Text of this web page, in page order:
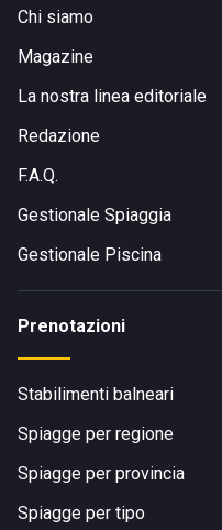
Chi siamo
Magazine
La nostra linea editoriale
Redazione
F.A.Q.
Gestionale Spiaggia
Gestionale Piscina
Prenotazioni
Stabilimenti balneari
Spiagge per regione
Spiagge per provincia
Spiagge per tipo